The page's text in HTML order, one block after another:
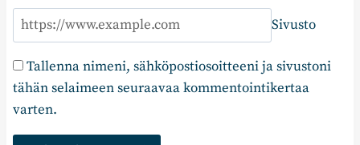
Sivusto
Tallenna nimeni, sähköpostiosoitteeni ja sivustoni
tähän selaimeen seuraavaa kommentointikertaa
varten.